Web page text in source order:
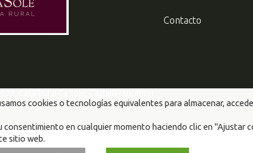
Contacto
cookies o tecnologías equivalentes para almacenar,
consentimiento en cualquier momento haciendo clic en "Ajustar
sitio web.